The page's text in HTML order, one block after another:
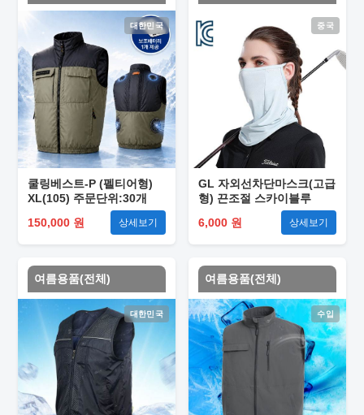
대한민국
쿨링베스트-P (펠티어형)
XL(105) 주문단위:30개
150,000 원
상세보기
중국
GL 자외선차단마스크(고급
형) 끈조절 스카이블루
6,000 원
상세보기
여름용품(전체)
대한민국
여름용품(전체)
수입